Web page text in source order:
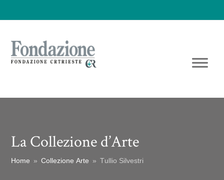
La Collezione d’Arte
Home » Collezione Arte » Tullio Silvestri